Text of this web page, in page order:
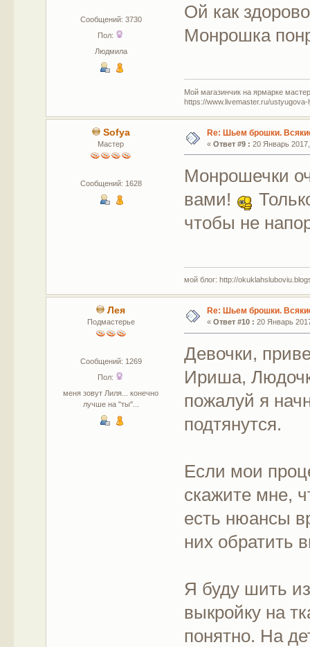
Сообщений: 3730
Пол:
Людмила
Ой как
Монрошка
Мой магазинчик на ярмарке
https://www.livemaster.ru/ustyugova-
Sofya
Мастер
Сообщений: 1628
Re: Шьем брошки.
« Ответ #9 : 20 Январь
Монрошечки
вами!
чтобы не
мой блог: http://
Лея
Подмастерье
Сообщений: 1269
Пол:
меня зовут Лиля... конечно
лучше на "ты"...
Re: Шьем брошки.
« Ответ #10 : 20 Январь
Девочки,
Ириша,
пожалуй я
подтянутся.
Если мои
скажите мне,
есть нюансы
них обратить
Я буду шить
выкройку на
понятно. На